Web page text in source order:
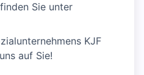
Sie unter
KJF
auf Sie!